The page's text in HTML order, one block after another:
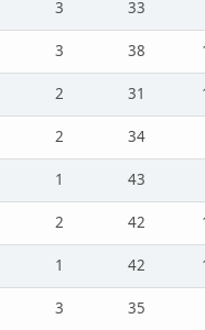
3
33
3 38
2 31
2
34
1
43
2 42
1 42
3
35